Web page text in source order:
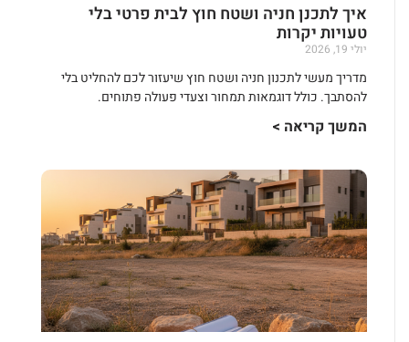
איך לתכנן חניה ושטח חוץ לבית פרטי בלי
טעויות יקרות
יולי 19, 2026
מדריך מעשי לתכנון חניה ושטח חוץ שיעזור לכם להחליט בלי
להסתבך. כולל דוגמאות תמחור וצעדי פעולה פתוחים.
המשך קריאה >